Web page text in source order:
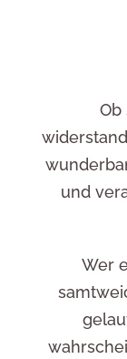
Ob
und
Wer